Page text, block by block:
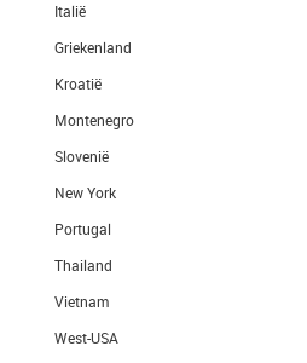
Italië
Griekenland
Kroatië
Montenegro
Slovenië
New York
Portugal
Thailand
Vietnam
West-USA